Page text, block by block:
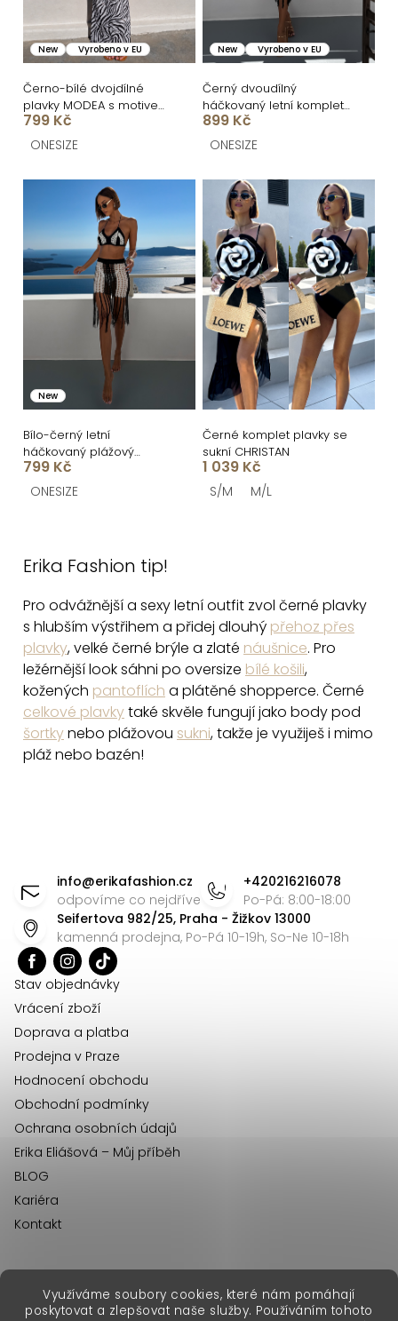
Využíváme soubory cookies, které nám pomáhají
poskytovat a zlepšovat naše služby. Používáním tohoto
k
t
ů
o
d
u
k
ů
New Vyrobeno v EU
Černo-bílé dvojdílné
plavky MODEA s motivem
zebra
799 Kč
ONESIZE
New Vyrobeno v EU
Černý dvoudílný
háčkovaný letní komplet
přes plavky TESSARO
899 Kč
ONESIZE
New
Bílo-černý letní
háčkovaný plážový
komplet WISTARIA
799 Kč
ONESIZE
Černé komplet plavky se
sukní CHRISTAN
1 039 Kč
S/M M/L
á
d
a
c
í
p
r
i
s
u
Erika Fashion tip!
Pro odvážnější a sexy letní outfit zvol černé plavky
s hlubším výstřihem a přidej dlouhý přehoz přes
plavky, velké černé brýle a zlaté náušnice. Pro
ležérnější look sáhni po oversize bílé košili,
kožených pantoflích a plátěné shopperce. Černé
celkové plavkytaké skvěle fungují jako body pod
šortkynebo plážovou sukni, takže je využiješ i mimo
pláž nebo bazén!
info@erikafashion.cz
odpovíme co nejdříve
+420216216078
Po-Pá: 8:00-18:00
Seifertova 982/25, Praha - Žižkov 13000
kamenná prodejna, Po-Pá 10-19h, So-Ne 10-18h
Stav objednávky
Vrácení zboží
Doprava a platba
Prodejna v Praze
Hodnocení obchodu
Obchodní podmínky
Ochrana osobních údajů
Erika Eliášová – Můj příběh
BLOG
Kariéra
Kontakt
erikafashion.sk